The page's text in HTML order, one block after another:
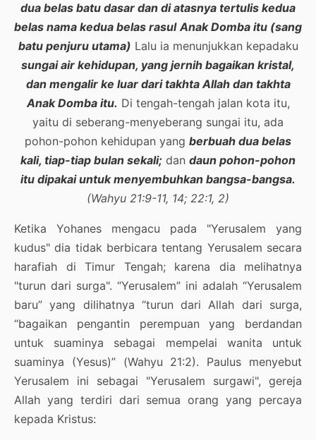
dua belas batu dasar dan di atasnya tertulis kedua
belas nama kedua belas rasul Anak Domba itu (sang
batu penjuru utama) Lalu ia menunjukkan kepadaku
sungai air kehidupan, yang jernih bagaikan kristal,
dan mengalir ke luar dari takhta Allah dan takhta
Anak Domba itu. Di tengah-tengah jalan kota itu,
yaitu di seberang-menyeberang sungai itu, ada
pohon-pohon kehidupan yang berbuah dua belas
kali, tiap-tiap bulan sekali; dan daun pohon-pohon
itu dipakai untuk menyembuhkan bangsa-bangsa.
(Wahyu 21:9-11, 14; 22:1, 2)
Ketika Yohanes mengacu pada "Yerusalem yang
kudus" dia tidak berbicara tentang Yerusalem secara
harafiah di Timur Tengah; karena dia melihatnya
"turun dari surga". “Yerusalem” ini adalah “Yerusalem
baru” yang dilihatnya “turun dari Allah dari surga,
“bagaikan pengantin perempuan yang berdandan
untuk suaminya sebagai mempelai wanita untuk
suaminya (Yesus)” (Wahyu 21:2). Paulus menyebut
Yerusalem ini sebagai "Yerusalem surgawi", gereja
Allah yang terdiri dari semua orang yang percaya
kepada Kristus: